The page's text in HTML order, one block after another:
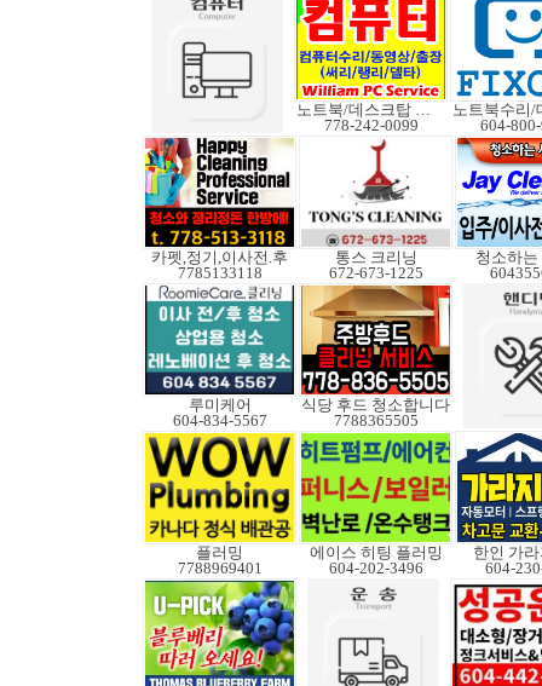
노트북/데스크탑 수리
778-242-0099
604-
카펫,정기,이사전.후
7785133118
통스 크리닝
672-673-1225
청소하는
루미케어
604-834-5567
식당 후드 청소합니다
7788365505
플러밍
7788969401
에이스 히팅 플러밍
604-202-3496
한인 가
604-